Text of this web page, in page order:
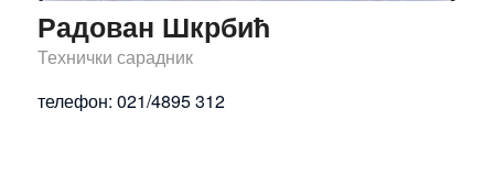
Радован Шкрбић
Технички сарадник
телефон: 021/4895 312